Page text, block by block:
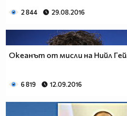
2 844 29.08.2016
Океанът от мисли на Нийл
6 819 12.09.2016